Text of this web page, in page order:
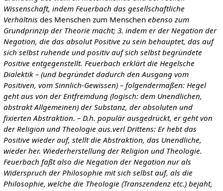
Wissenschaft, indem Feuerbach das gesellschaftliche
Verhältnis des Menschen zum Menschenebenso zum
Grundprinzip der Theorie macht; 3. indem er der Negation der
Negation, die das absolut Positive zu sein behauptet, das auf
sich selbst ruhende und positiv auf sich selbst begründete
Positive entgegenstellt. Feuerbach erklärt die Hegelsche
Dialektik – (und begründet dadurch den Ausgang vom
Positiven, vom Sinnlich-Gewissen) – folgendermaßen: Hegel
geht aus von der Entfremdung (logisch: dem Unendlichen,
abstrakt Allgemeinen) der Substanz, der absoluten und
fixierten Abstraktion. – D.h. populär ausgedrückt, er geht von
der Religion und Theologie aus.verl Drittens: Er hebt das
Positive wieder auf, stellt die Abstraktion, das Unendliche,
wieder her. Wiederherstellung der Religion und Theologie.
Feuerbach faßt also die Negation der Negation nur als
Widerspruch der Philosophie mit sich selbst auf, als die
Philosophie, welche die Theologie (Transzendenz etc.) bejaht,